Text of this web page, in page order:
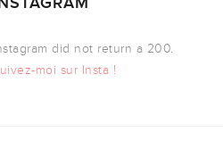
did not return a 200.
moi sur Insta !